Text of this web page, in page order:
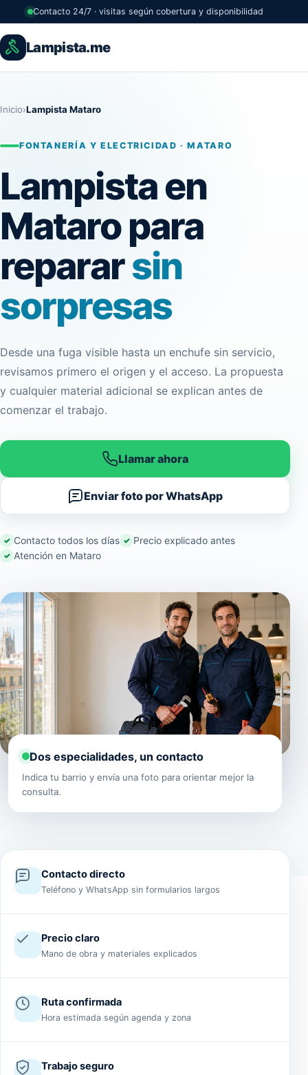
Contacto 24/7 · visitas según cobertura y disponibilidad
Lampista.me
Inicio›Lampista Mataro
FONTANERÍA Y ELECTRICIDAD · MATARO
Lampista en
Mataro para
repararsin
sorpresas
Desde una fuga visible hasta un enchufe sin servicio,
revisamos primero el origen y el acceso. La propuesta
y cualquier material adicional se explican antes de
comenzar el trabajo.
Llamar ahora
Enviar foto por WhatsApp
Contacto todos los días
Precio explicado antes
Atención en Mataro
Dos especialidades, un contacto
Indica tu barrio y envía una foto para orientar mejor la
consulta.
Contacto directo
Teléfono y WhatsApp sin formularios largos
Precio claro
Mano de obra y materiales explicados
Ruta confirmada
Hora estimada según agenda y zona
Trabajo seguro